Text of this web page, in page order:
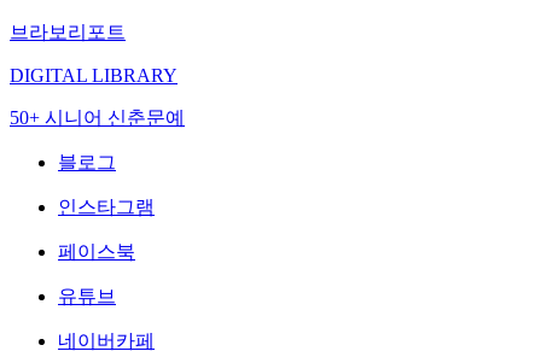
브라보리포트
DIGITAL LIBRARY
50+ 시니어 신춘문예
블로그
인스타그램
페이스북
유튜브
네이버카페